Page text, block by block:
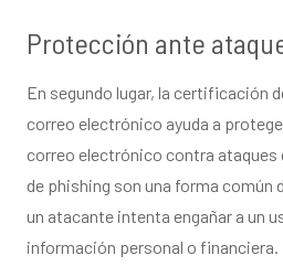
Protección ante
En segundo lugar, la certificación
correo electrónico ayuda a
correo electrónico contra ataques
de phishing son una forma común
un atacante intenta engañar a un
información personal o